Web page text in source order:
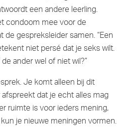
een andere leerling.
condoom mee voor de
de gespreksleider samen. “Een
niet persé dat je seks wilt.
ander wel of niet wil?”
Je komt alleen bij dit
dat je echt alles mag
ruimte is voor ieders mening,
je nieuwe meningen vormen.